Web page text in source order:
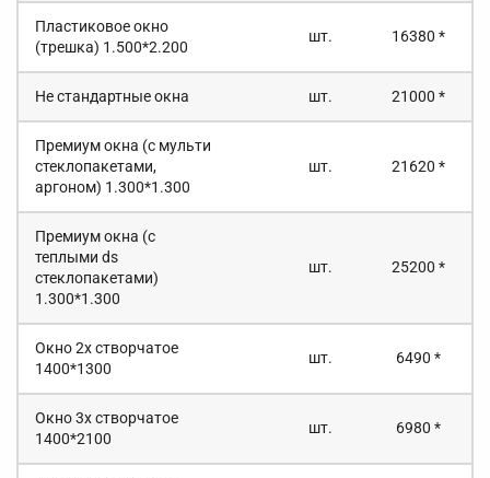
Пластиковое окно
(трешка) 1.500*2.200
шт. 16380 *
Не стандартные окна шт. 21000 *
Премиум окна (с мульти
стеклопакетами,
аргоном) 1.300*1.300
шт. 21620 *
Премиум окна (с
теплыми ds
стеклопакетами)
1.300*1.300
шт. 25200 *
Окно 2х створчатое
1400*1300
шт. 6490 *
Окно 3х створчатое
1400*2100
шт. 6980 *